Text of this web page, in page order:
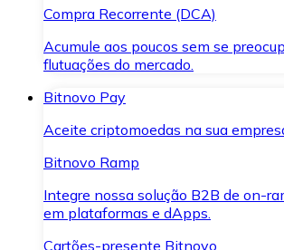
Compra Recorrente (DCA)
Acumule aos poucos sem se
flutuações do mercado.
Bitnovo Pay
Aceite criptomoedas na sua
Bitnovo Ramp
Integre nossa solução B2B de on-
em plataformas e dApps.
Cartões-presente Bitnovo